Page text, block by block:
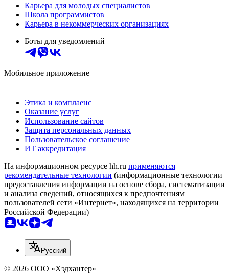
Карьера для молодых специалистов
Школа программистов
Карьера в некоммерческих организациях
Боты для уведомлений
Мобильное приложение
Этика и комплаенс
Оказание услуг
Использование сайтов
Защита персональных данных
Пользовательское соглашение
ИТ аккредитация
На информационном ресурсе hh.ru применяются
рекомендательные технологии (информационные технологии
предоставления информации на основе сбора, систематизации
и анализа сведений, относящихся к предпочтениям
пользователей сети «Интернет», находящихся на территории
Российской Федерации)
Русский
© 2026 ООО «Хэдхантер»